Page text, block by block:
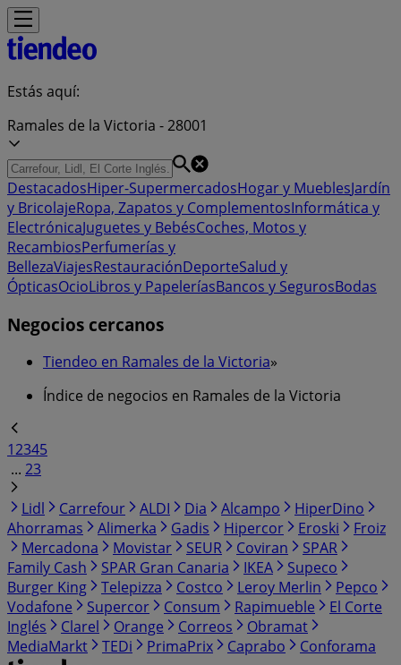
Estás aquí:
Ramales de la Victoria - 28001
DestacadosHiper-SupermercadosHogar y MueblesJardín
y BricolajeRopa, Zapatos y ComplementosInformática y
ElectrónicaJuguetes y BebésCoches, Motos y
RecambiosPerfumerías y
BellezaViajesRestauraciónDeporteSalud y
ÓpticasOcioLibros y PapeleríasBancos y SegurosBodas
Negocios cercanos
Tiendeo en Ramales de la Victoria»
Índice de negocios en Ramales de la Victoria
12345
... 23
Lidl
Carrefour ALDI Dia Alcampo
HiperDino
Ahorramas
Alimerka Gadis Hipercor Eroski
Froiz
Mercadona
Movistar SEUR Coviran
SPAR
Family Cash
SPAR Gran Canaria IKEA
Supeco
Burger King
Telepizza Costco Leroy Merlin
Pepco
Vodafone
Supercor Consum Rapimueble
El Corte
Inglés
Clarel Orange Correos
Obramat
MediaMarkt
TEDi PrimaPrix Caprabo Conforama